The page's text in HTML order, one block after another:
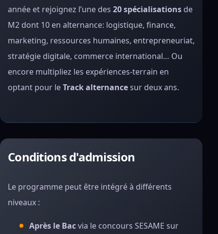
année et rejoignez l’une des 20 spécialisations de
M2 dont 10 en alternance: logistique, finance,
marketing, ressources humaines, entrepreneuriat,
stratégie digitale, commerce international… Ou
encore multipliez les expériences-terrain en
optant pour leTrack alternancesur deux ans.
Conditions d'admission
Le programme peut être intégré à différents
niveaux :
Après le Bacvia le concours SESAME sur